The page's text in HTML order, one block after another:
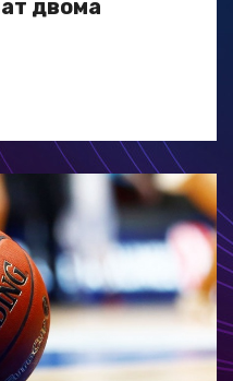
двома